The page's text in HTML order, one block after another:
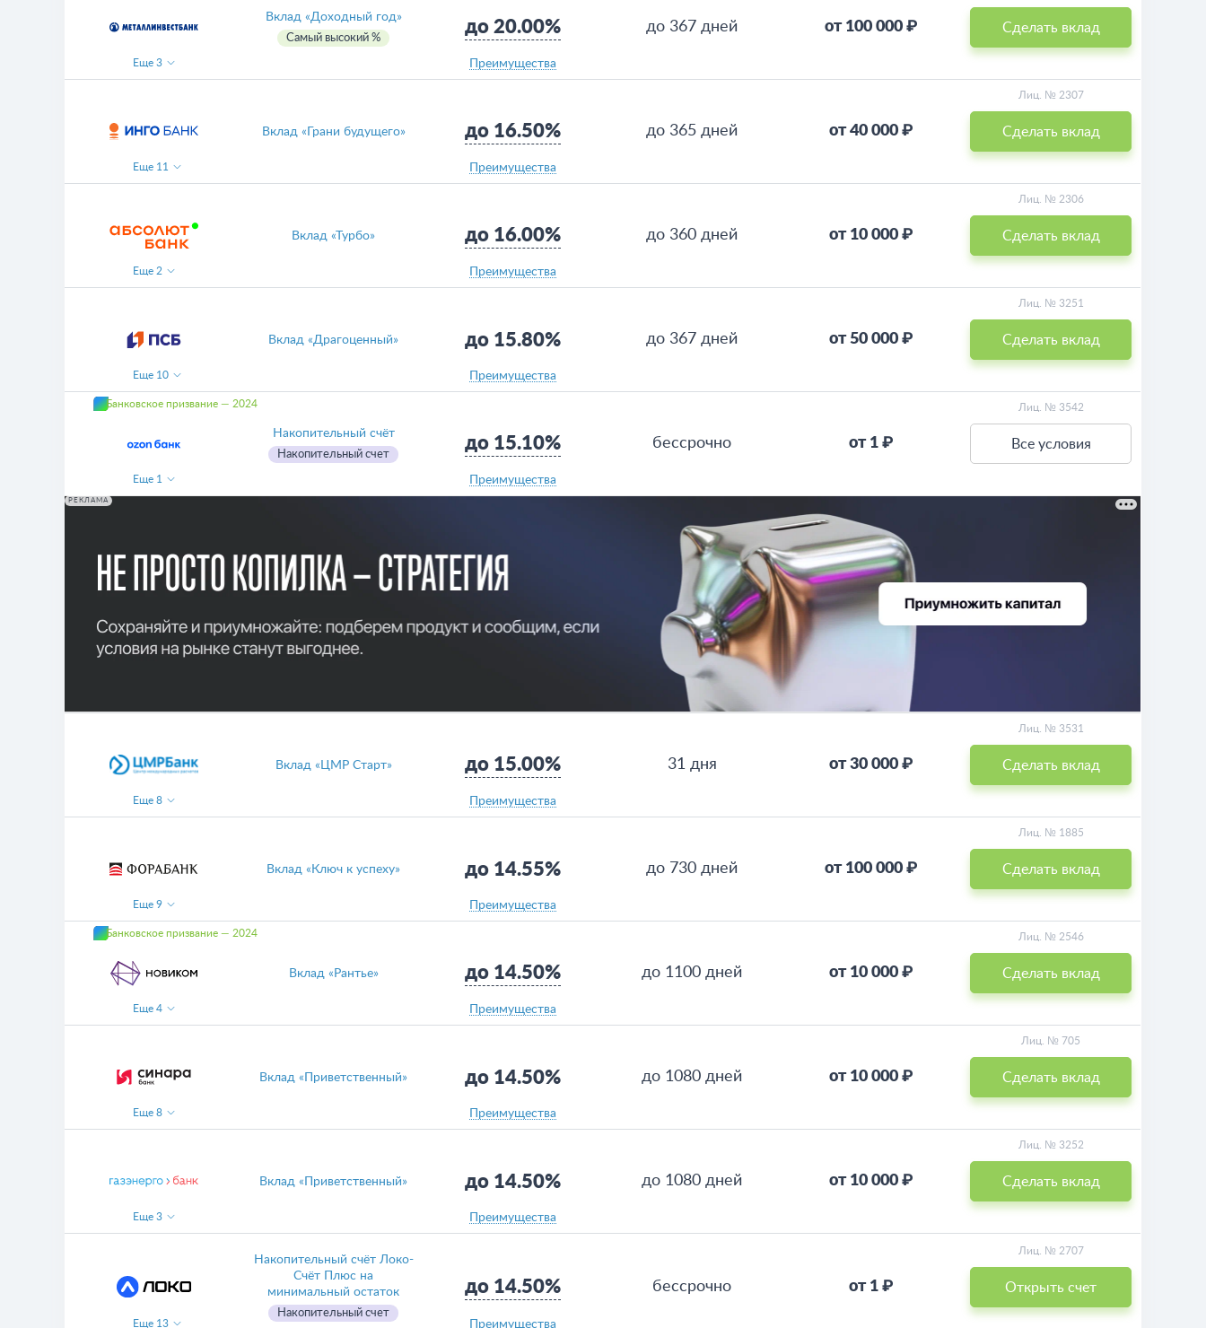
Вклад «Доходный год»
Самый высокий %
до 20.00%
Преимущества
до 367 дней от 100 000 ₽ Сделать вклад
Еще 3
Вклад «Грани будущего» до 16.50%
Преимущества
до 365 дней от 40 000 ₽
Лиц. № 2307
Сделать вклад
Еще 11
Вклад «Турбо» до 16.00%
Преимущества
до 360 дней от 10 000 ₽
Лиц. № 2306
Сделать вклад
Еще 2
Вклад «Драгоценный» до 15.80%
Преимущества
до 367 дней от 50 000 ₽
Лиц. № 3251
Сделать вклад
Еще 10
Банковское призвание — 2024
Накопительный счёт
Накопительный счет
до 15.10%
Преимущества
бессрочно от 1 ₽
Лиц. № 3542
Все условия
Еще 1
РЕКЛАМА
Вклад «ЦМР Старт» до 15.00%
Преимущества
31 дня от 30 000 ₽
Лиц. № 3531
Сделать вклад
Еще 8
Вклад «Ключ к успеху» до 14.55%
Преимущества
до 730 дней от 100 000 ₽
Лиц. № 1885
Сделать вклад
Еще 9
Банковское призвание — 2024
Вклад «Рантье» до 14.50%
Преимущества
до 1100 дней от 10 000 ₽
Лиц. № 2546
Сделать вклад
Еще 4
Вклад «Приветственный» до 14.50%
Преимущества
до 1080 дней от 10 000 ₽
Лиц. № 705
Сделать вклад
Еще 8
Вклад «Приветственный» до 14.50%
Преимущества
до 1080 дней от 10 000 ₽
Лиц. № 3252
Сделать вклад
Еще 3
Накопительный счёт Локо-
Счёт Плюс на
минимальный остаток
Накопительный счет
до 14.50%
Преимущества
бессрочно от 1 ₽
Лиц. № 2707
Открыть счет
Еще 13